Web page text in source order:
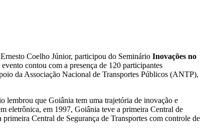
Coelho Júnior, participou do Seminário Inovações no
contou com a presença de 120 participantes
da Associação Nacional de Transportes Públicos (ANTP),
lembrou que Goiânia tem uma trajetória de inovação e
eletrônica, em 1997, Goiânia teve a primeira Central de
Central de Segurança de Transportes com controle de